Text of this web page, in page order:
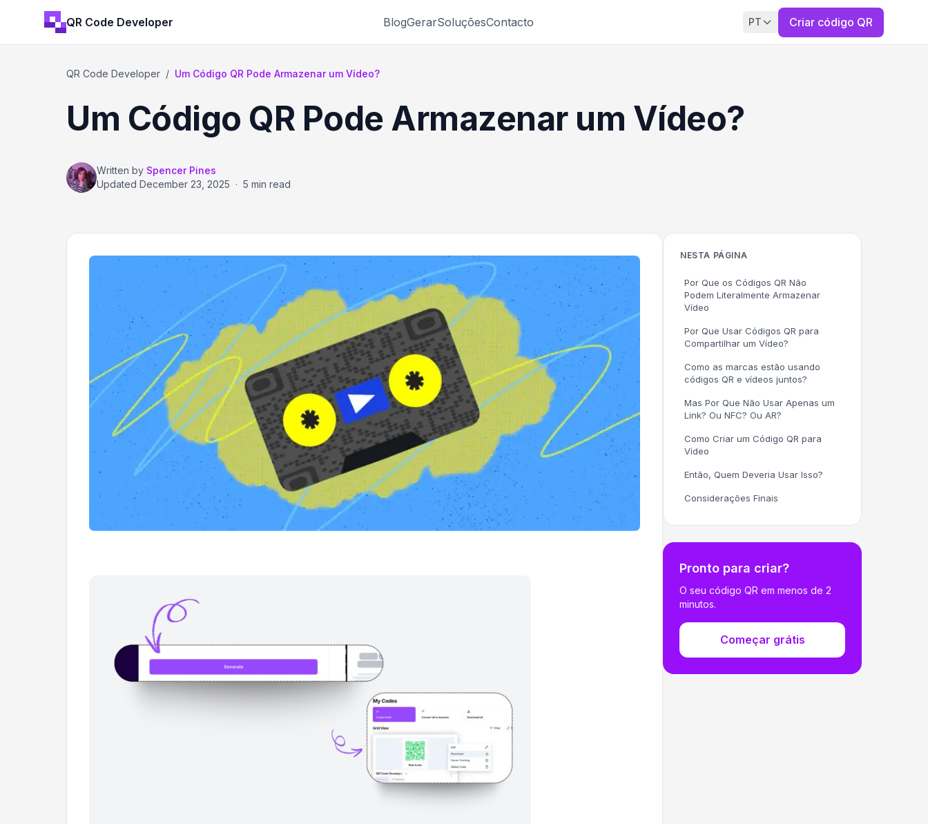
QR Code Developer BlogGerarSoluçõesContacto PT Criar código QR
QR Code Developer / Um Código QR Pode Armazenar um Vídeo?
Um Código QR Pode Armazenar um Vídeo?
Written by Spencer Pines
Updated December 23, 2025 · 5 min read
NESTA PÁGINA
Por Que os Códigos QR Não
Podem Literalmente Armazenar
Vídeo
Por Que Usar Códigos QR para
Compartilhar um Vídeo?
Como as marcas estão usando
códigos QR e vídeos juntos?
Mas Por Que Não Usar Apenas um
Link? Ou NFC? Ou AR?
Como Criar um Código QR para
Vídeo
Então, Quem Deveria Usar Isso?
Considerações Finais
Pronto para criar?
O seu código QR em menos de 2
minutos.
Começar grátis